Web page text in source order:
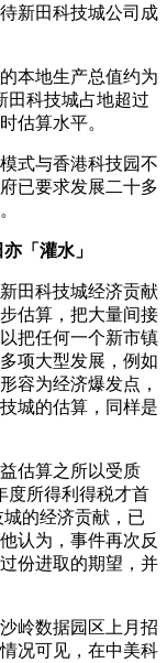
新田科技城公司成
本地生产总值约为
田科技城占地超过
估算水平。
式与香港科技园不
已要求发展二十多
「灌水」
田科技城经济贡献
估算，把大量间接
把任何一个新市镇
项大型发展，例如
容为经济爆发点，
城的估算，同样是
估算之所以受质
度所得利得税才首
的经济贡献，已
认为，事件再次反
份进取的期望，并
岭数据园区上月招
况可见，在中美科